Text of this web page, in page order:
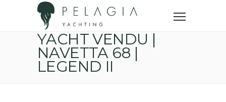
Accueil
Yachts vendus
YACHT VENDU | NAVETTA 68 | LEGEND II
YACHT VENDU |
NAVETTA 68 |
LEGEND II